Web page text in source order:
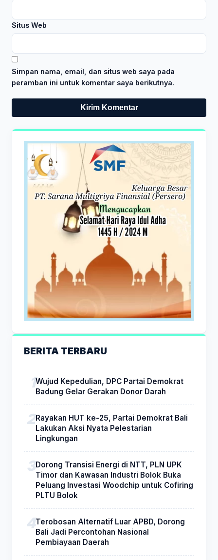
Situs Web
Simpan nama, email, dan situs web saya pada
peramban ini untuk komentar saya berikutnya.
BERITA TERBARU
Wujud Kepedulian, DPC Partai Demokrat
Badung Gelar Gerakan Donor Darah
Rayakan HUT ke-25, Partai Demokrat Bali
Lakukan Aksi Nyata Pelestarian
Lingkungan
Dorong Transisi Energi di NTT, PLN UPK
Timor dan Kawasan Industri Bolok Buka
Peluang Investasi Woodchip untuk Cofiring
PLTU Bolok
Terobosan Alternatif Luar APBD, Dorong
Bali Jadi Percontohan Nasional
Pembiayaan Daerah